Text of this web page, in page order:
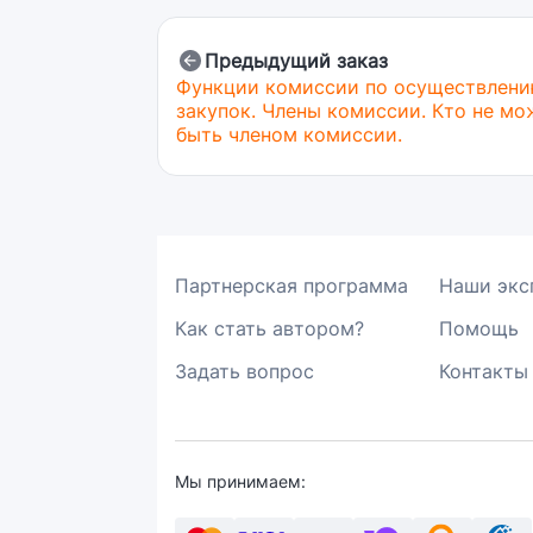
Предыдущий заказ
Функции комиссии по
закупок. Члены комиссии. Кто не
быть членом комиссии.
Партнерская программа
Наши
Как стать автором?
Помощь
Задать вопрос
Контакты
Мы принимаем: